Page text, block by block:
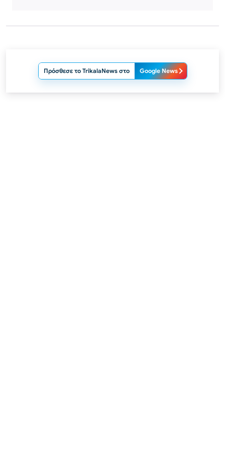
Πρόσθεσε το TrikalaNews στο Google News